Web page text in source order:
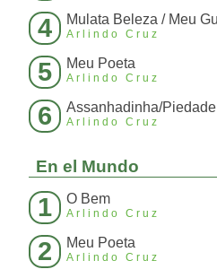
4 Mulata Beleza / Meu
Arlindo Cruz
5 Meu Poeta
Arlindo Cruz
6 Assanhadinha/
Arlindo Cruz
En el Mundo
1 O Bem
Arlindo Cruz
2 Meu Poeta
Arlindo Cruz